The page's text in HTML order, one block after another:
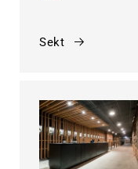
Sekt